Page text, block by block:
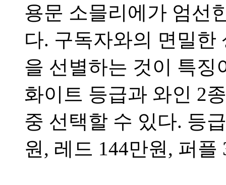
용문 소믈리에가 엄선
다. 구독자와의 면밀한
을 선별하는 것이 특징
화이트 등급과 와인 2
중 선택할 수 있다. 등
원, 레드 144만원, 퍼플